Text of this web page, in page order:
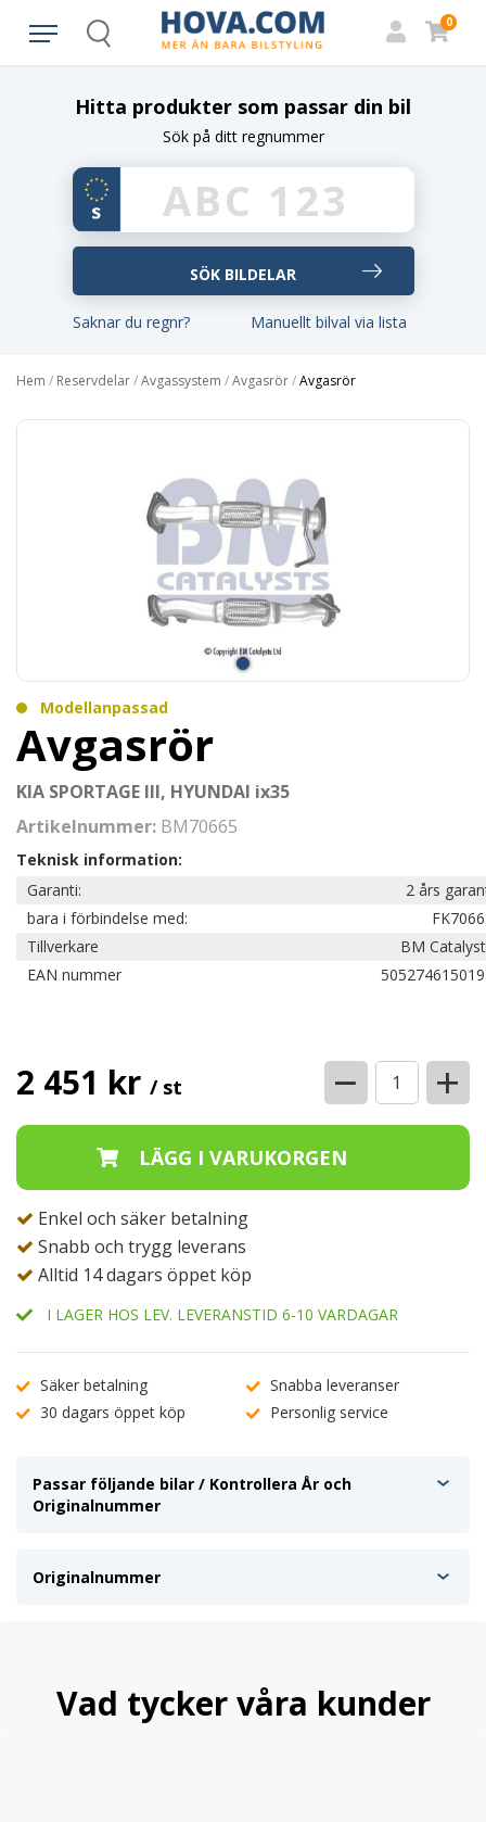
Search
0
Hitta produkter som passar din bil
Sök på ditt regnummer
Saknar du regnr? Manuellt bilval via lista
Hem / Reservdelar/Avgassystem /Avgasrör/Avgasrör
Modellanpassad
Avgasrör
KIA SPORTAGE III, HYUNDAI ix35
Artikelnummer: BM70665
Teknisk information:
Garanti:
2 års
bara i förbindelse med:
Tillverkare
BM
EAN nummer
2 451 kr / st − +
Enkel och säker betalning
Snabb och trygg leverans
Alltid 14 dagars öppet köp
I LAGER HOS LEV. LEVERANSTID 6-10 VARDAGAR
Säker betalning
Snabba leveranser
30 dagars öppet köp
Personlig service
Passar följande bilar / Kontrollera År och
Originalnummer
Originalnummer
Vad tycker våra kunder